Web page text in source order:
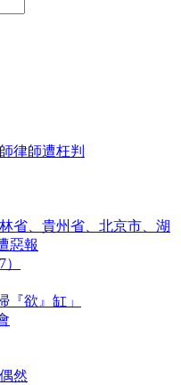
律師遭枉判
省、貴州省、北京市、湖
惡報
『欲』缸」
然